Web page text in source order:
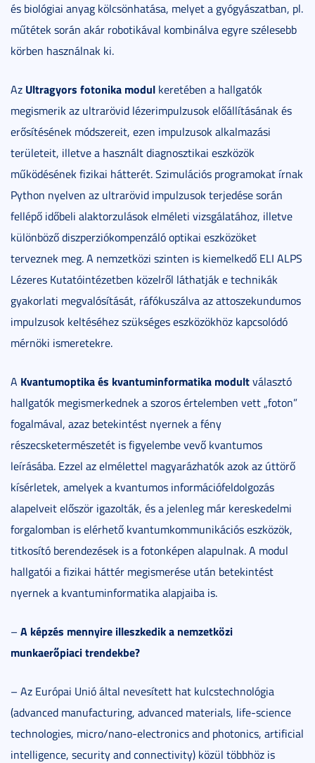
és biológiai anyag kölcsönhatása, melyet a gyógyászatban, pl.
műtétek során akár robotikával kombinálva egyre szélesebb
körben használnak ki.
Az Ultragyors fotonika modul keretében a hallgatók
megismerik az ultrarövid lézerimpulzusok előállításának és
erősítésének módszereit, ezen impulzusok alkalmazási
területeit, illetve a használt diagnosztikai eszközök
működésének fizikai hátterét. Szimulációs programokat írnak
Python nyelven az ultrarövid impulzusok terjedése során
fellépő időbeli alaktorzulások elméleti vizsgálatához, illetve
különböző diszperziókompenzáló optikai eszközöket
terveznek meg. A nemzetközi szinten is kiemelkedő ELI ALPS
Lézeres Kutatóintézetben közelről láthatják e technikák
gyakorlati megvalósítását, ráfókuszálva az attoszekundumos
impulzusok keltéséhez szükséges eszközökhöz kapcsolódó
mérnöki ismeretekre.
A Kvantumoptika és kvantuminformatika modultválasztó
hallgatók megismerkednek a szoros értelemben vett „foton”
fogalmával, azaz betekintést nyernek a fény
részecsketermészetét is figyelembe vevő kvantumos
leírásába. Ezzel az elmélettel magyarázhatók azok az úttörő
kísérletek, amelyek a kvantumos információfeldolgozás
alapelveit először igazolták, és a jelenleg már kereskedelmi
forgalomban is elérhető kvantumkommunikációs eszközök,
titkosító berendezések is a fotonképen alapulnak. A modul
hallgatói a fizikai háttér megismerése után betekintést
nyernek a kvantuminformatika alapjaiba is.
– A képzés mennyire illeszkedik a nemzetközi
munkaerőpiaci trendekbe?
– Az Európai Unió által nevesített hat kulcstechnológia
(advanced manufacturing, advanced materials, life-science
technologies, micro/nano-electronics and photonics, artificial
intelligence, security and connectivity) közül többhöz is